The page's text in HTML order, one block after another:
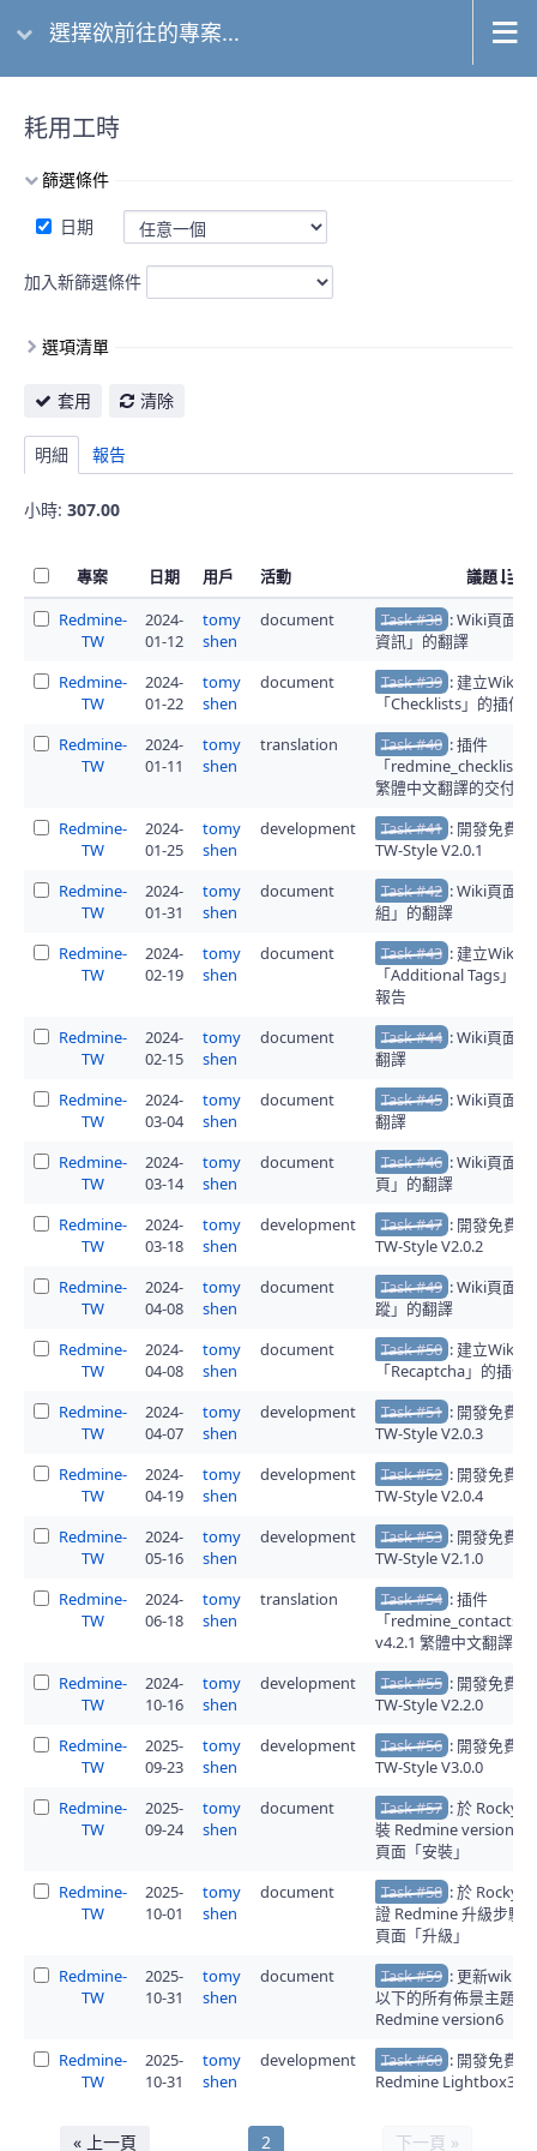
選擇欲前往的專案...
耗用工時
篩選條件
日期
加入新篩選條件
選項清單
套用 清除
明細 報告
小時: 307.00
專案 日期 用戶 活動
議題
Redmine-
TW
2024-
01-12
tomy
shen
document Task #38 : Wiki頁面
資訊」的翻譯
Redmine-
TW
2024-
01-22
tomy
shen
document Task #39 : 建立Wiki
「Checklists」的插件
Redmine-
TW
2024-
01-11
tomy
shen
translation Task #40 : 插件
「redmine_checklists
繁體中文翻譯的交付
Redmine-
TW
2024-
01-25
tomy
shen
development Task #41 : 開發免費
TW-Style V2.0.1
Redmine-
TW
2024-
01-31
tomy
shen
document Task #42 : Wiki頁面
組」的翻譯
Redmine-
TW
2024-
02-19
tomy
shen
document Task #43 : 建立Wiki
「Additional Tags」
報告
Redmine-
TW
2024-
02-15
tomy
shen
document Task #44 : Wiki頁面
翻譯
Redmine-
TW
2024-
03-04
tomy
shen
document Task #45 : Wiki頁面
翻譯
Redmine-
TW
2024-
03-14
tomy
shen
document Task #46 : Wiki頁面
頁」的翻譯
Redmine-
TW
2024-
03-18
tomy
shen
development Task #47 : 開發免費
TW-Style V2.0.2
Redmine-
TW
2024-
04-08
tomy
shen
document Task #49 : Wiki頁面
蹤」的翻譯
Redmine-
TW
2024-
04-08
tomy
shen
document Task #50 : 建立Wiki
「Recaptcha」的插件
Redmine-
TW
2024-
04-07
tomy
shen
development Task #51 : 開發免費
TW-Style V2.0.3
Redmine-
TW
2024-
04-19
tomy
shen
development Task #52 : 開發免費
TW-Style V2.0.4
Redmine-
TW
2024-
05-16
tomy
shen
development Task #53 : 開發免費
TW-Style V2.1.0
Redmine-
TW
2024-
06-18
tomy
shen
translation Task #54 : 插件
「
v4.2.1 繁體中文翻譯的
Redmine-
TW
2024-
10-16
tomy
shen
development Task #55 : 開發免費
TW-Style V2.2.0
Redmine-
TW
2025-
09-23
tomy
shen
development Task #56 : 開發免費
TW-Style V3.0.0
Redmine-
TW
2025-
09-24
tomy
shen
document Task #57 : 於
裝 Redmine version6
頁面「安裝」
Redmine-
TW
2025-
10-01
tomy
shen
document Task #58 : 於
證 Redmine 升級步驟
頁面「升級」
Redmine-
TW
2025-
10-31
tomy
shen
document Task #59 : 更新wiki
以下的所有佈景主題以
Redmine version6
Redmine-
TW
2025-
10-31
tomy
shen
development Task #60 : 開發免費
Redmine Lightbox3
« 上一頁 2 下一頁 »